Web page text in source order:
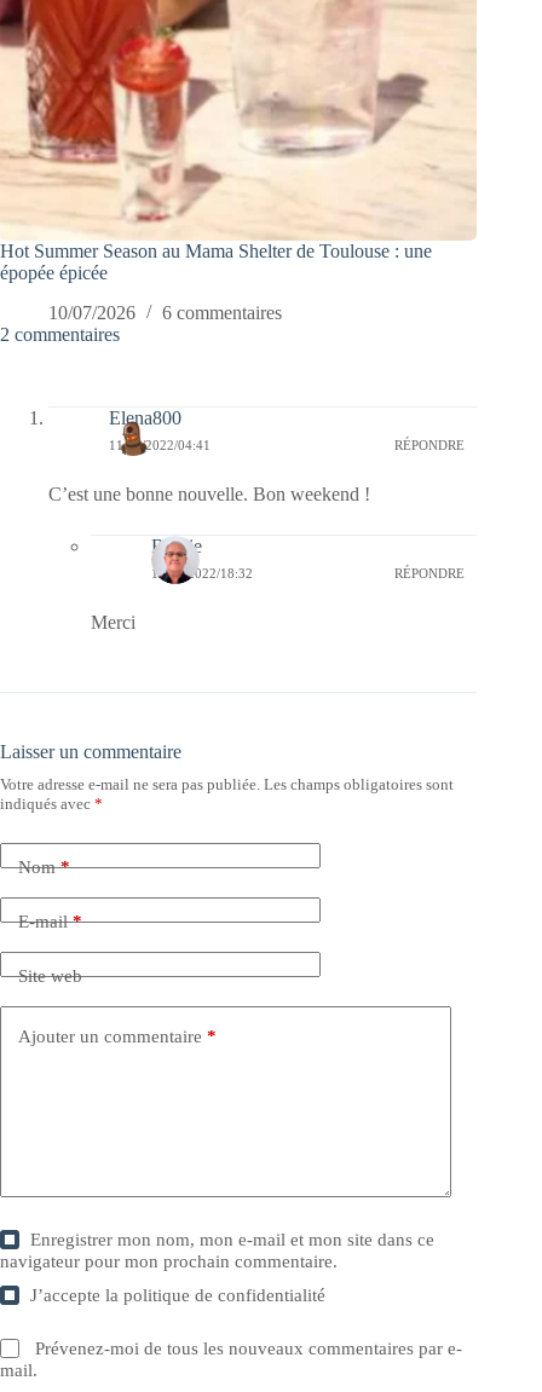
Hot Summer Season au Mama Shelter de Toulouse : une
épopée épicée
10/07/2026
6 commentaires
2 commentaires
Elena800
11/04/2022/04:41 RÉPONDRE
C’est une bonne nouvelle. Bon weekend !
Bernie
11/04/2022/18:32 RÉPONDRE
Merci
Laisser un commentaire
Votre adresse e-mail ne sera pas publiée. Les champs obligatoires sont
indiqués avec *
Nom*
E-mail*
Site web
Ajouter un commentaire *
Enregistrer mon nom, mon e-mail et mon site dans ce
navigateur pour mon prochain commentaire.
J’accepte lapolitique de confidentialité
Prévenez-moi de tous les nouveaux commentaires par e-
mail.